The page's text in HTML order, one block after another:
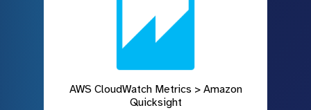
AWS CloudWatch Metrics > Amazon
Quicksight